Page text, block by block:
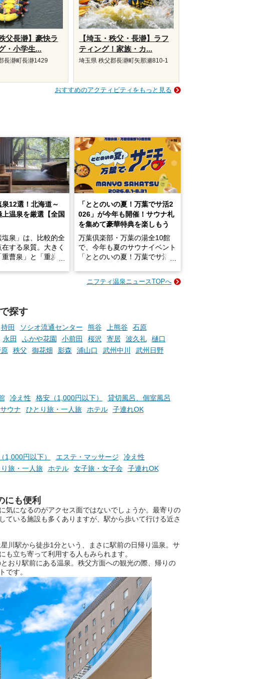
父長瀞】豪快ラ
・小学生...
長瀞町長瀞1429
【埼玉・秩父・長瀞】ラフ
ティング！家族・カ...
埼玉県 秩父郡長瀞町矢那瀬810-1
おすすめのアクティビティをもっと見る
12選！北海道～
上温泉を厳選【全国
塩泉」は、比較的全
する泉質。大きく
曹泉」と「重炭酸
自ら入浴した中か
地にある炭酸水素塩
セレクト。すべて
すすめしたい施設
た。
「ととのいの夏！万葉でサ活2
026」が今年も開催！サウナ札
を集めて豪華特典を楽しもう
万葉倶楽部・万葉の湯全10館
で、今年も夏のサウナイベント
「ととのいの夏！万葉でサ活2
2026年8月1日（土）～8月31
札」を集めることで、オリジナ
ルグッズや無料券などの特典と
交換可能。
チェックしてください！
のPR記事です。
ニフティ温泉ニュースTOPへ
探す
持田 ソシオ流通センター 熊谷 上熊谷
石原
永田 ふかや花園 小前田 桜沢 寄居 波久礼
樋口
秩父 御花畑 影森 浦山口 武州中川
武州日野
冷え性 格安（1,000円以下）
貸切風呂、個室風呂
サウナ ひとり旅・一人旅 ホテル
子連れOK
1,000円以下） エステ・マッサージ
冷え性
旅・一人旅 ホテル 女子旅・女子会
子連れOK
にも便利
気になるのがアクセス面ではないでしょうか。最寄りの
ている施設も多くありますが、駅から歩いて行ける近さ
川駅から徒歩1分という、まさに駅前の日帰り温泉。サ
立ち寄って利用する人もみられます。
おり駅前にある温泉。秩父方面への観光の際、帰りの
です。